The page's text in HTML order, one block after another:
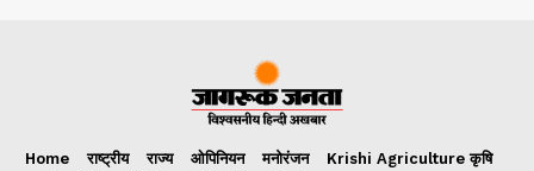
Home राष्ट्रीय राज्य ओपिनियन मनोरंजन
Krishi Agriculture कृषि